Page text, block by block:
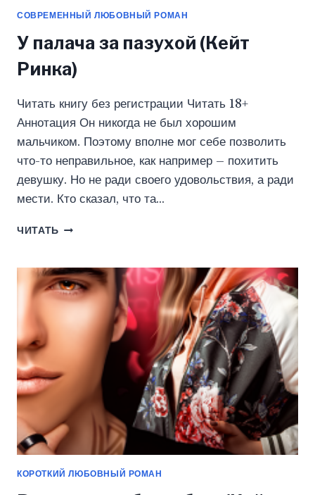
СОВРЕМЕННЫЙ ЛЮБОВНЫЙ РОМАН
У палача за пазухой (Кейт
Ринка)
Читать книгу без регистрации Читать 18+
Аннотация Он никогда не был хорошим
мальчиком. Поэтому вполне мог себе позволить
что-то неправильное, как например – похитить
девушку. Но не ради своего удовольствия, а ради
мести. Кто сказал, что та…
ЧИТАТЬ У
ПАЗУХОЙ
(КЕЙТ
РИНКА)
КОРОТКИЙ ЛЮБОВНЫЙ РОМАН